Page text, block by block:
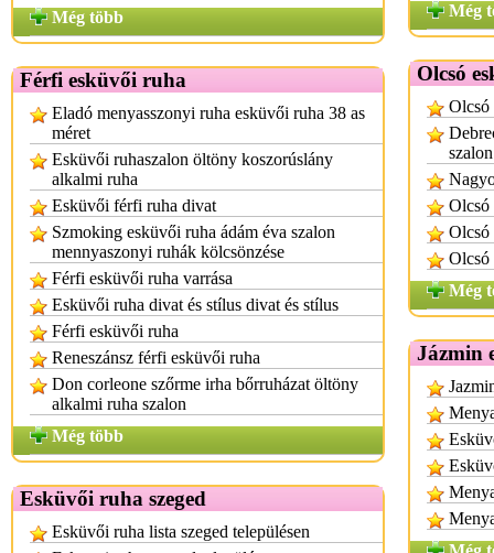
Még több
Férfi esküvői ruha
Eladó menyasszonyi ruha esküvői ruha 38 as
méret
Esküvői ruhaszalon öltöny koszorúslány
alkalmi ruha
Esküvői férfi ruha divat
Szmoking esküvői ruha ádám éva szalon
mennyaszonyi ruhák kölcsönzése
Férfi esküvői ruha varrása
Esküvői ruha divat és stílus divat és stílus
Férfi esküvői ruha
Reneszánsz férfi esküvői ruha
Don corleone szőrme irha bőrruházat öltöny
alkalmi ruha szalon
Még több
Esküvői ruha szeged
Esküvői ruha lista szeged településen
Még
Olcsó
Olcsó
szalon
Olcsó
Olcsó
Olcsó
Még
Jázmin